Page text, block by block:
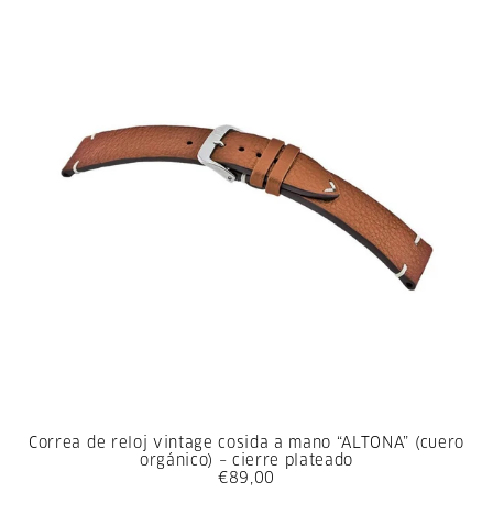
Correa de reloj vintage cosida a mano “ALTONA” (cuero
orgánico) – cierre plateado
€89,00